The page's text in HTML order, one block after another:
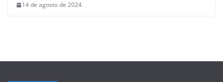
14 de agosto de 2024